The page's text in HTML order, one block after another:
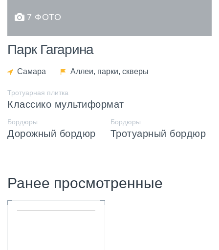
7 ФОТО
Парк Гагарина
Самара Аллеи, парки, скверы
Тротуарная плитка
Классико мультиформат
Бордюры
Дорожный бордюр
Бордюры
Тротуарный бордюр
Ранее просмотренные